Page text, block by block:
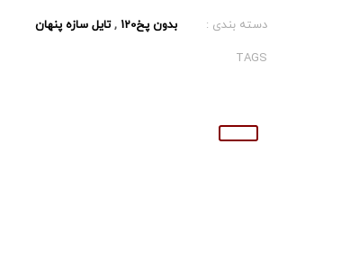
دسته بندی : بدون پخ120 ,تایل سازه پنهان
TAGS